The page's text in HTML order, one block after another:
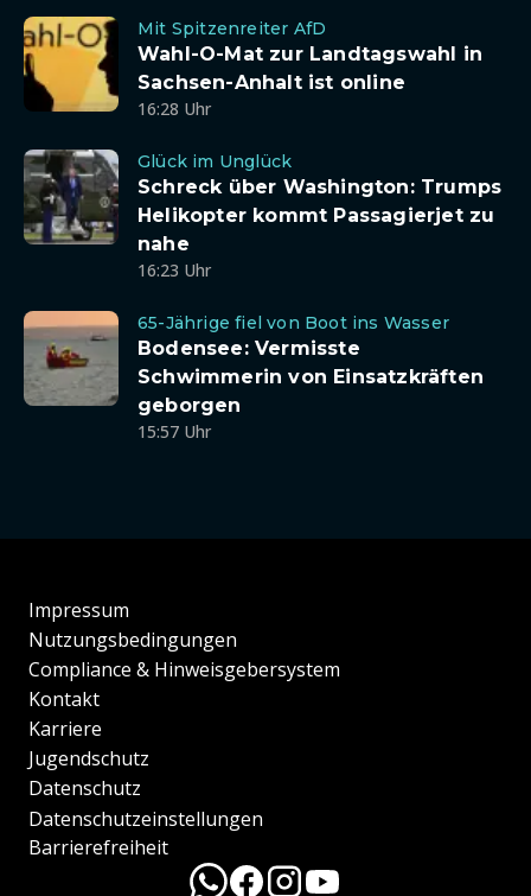
Mit Spitzenreiter AfD
Wahl-O-Mat zur Landtagswahl in
Sachsen-Anhalt ist online
16:28 Uhr
Glück im Unglück
Schreck über Washington: Trumps
Helikopter kommt Passagierjet zu
nahe
16:23 Uhr
65-Jährige fiel von Boot ins Wasser
Bodensee: Vermisste
Schwimmerin von Einsatzkräften
geborgen
15:57 Uhr
Impressum
Nutzungsbedingungen
Compliance & Hinweisgebersystem
Kontakt
Karriere
Jugendschutz
Datenschutz
Datenschutzeinstellungen
Barrierefreiheit